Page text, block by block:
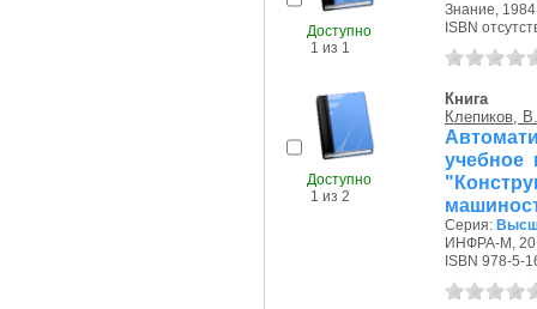
Доступно
1 из 1
Знание, 1984
ISBN
Доступно
1 из 2
Книга
Клепиков,
учебное
Серия:
ИНФРА-М,
ISBN 978-5-